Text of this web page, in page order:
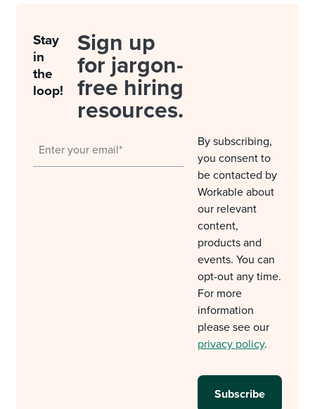
Stay
in
the
loop!
Sign up
for jargon-
free hiring
resources.
By subscribing,
you consent to
be contacted by
Workable about
our relevant
content,
products and
events. You can
opt-out any time.
For more
information
please see our
privacy policy.